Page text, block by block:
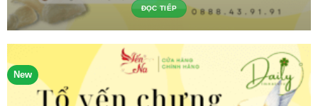
ĐỌC TIẾP
New